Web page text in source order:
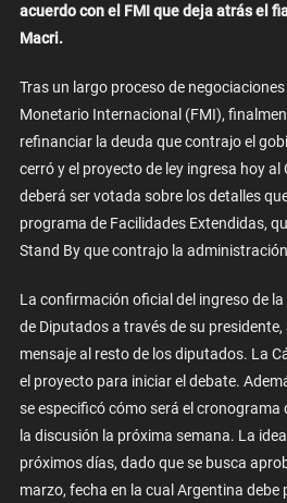
acuerdo con el FMI que deja atrás el
Macri.
Tras un largo proceso de
Monetario Internacional (FMI),
refinanciar la deuda que contrajo el
cerró y el proyecto de ley ingresa hoy al
deberá ser votada sobre los detalles
programa de Facilidades Extendidas,
Stand By que contrajo la
La confirmación oficial del ingreso de
de Diputados a través de su presidente,
mensaje al resto de los diputados. La
el proyecto para iniciar el debate.
se especificó cómo será el
la discusión la próxima semana. La
próximos días, dado que se busca
marzo, fecha en la cual Argentina debe